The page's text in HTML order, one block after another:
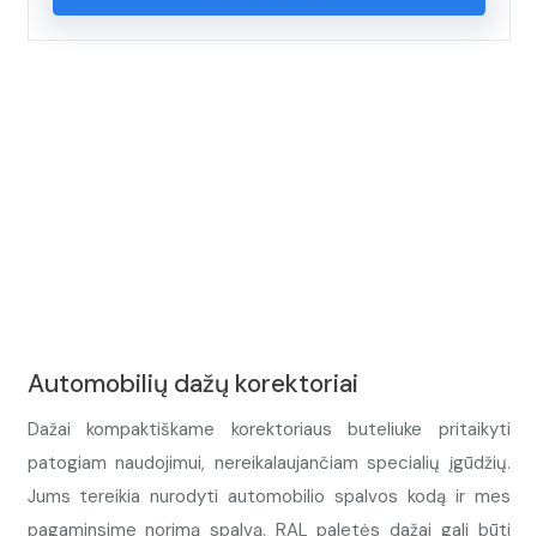
Automobilių dažų korektoriai
Dažai kompaktiškame korektoriaus buteliuke pritaikyti
patogiam naudojimui, nereikalaujančiam specialių įgūdžių.
Jums tereikia nurodyti automobilio spalvos kodą ir mes
pagaminsime norimą spalvą. RAL paletės dažai gali būti